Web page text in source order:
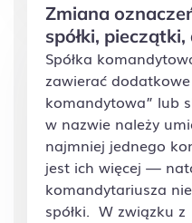
Zmiana
spółki,
Spółka
zawierać
komandytowa” lub
w nazwie należy
najmniej jednego
jest ich więcej —
komandytariusza
spółki. W związku